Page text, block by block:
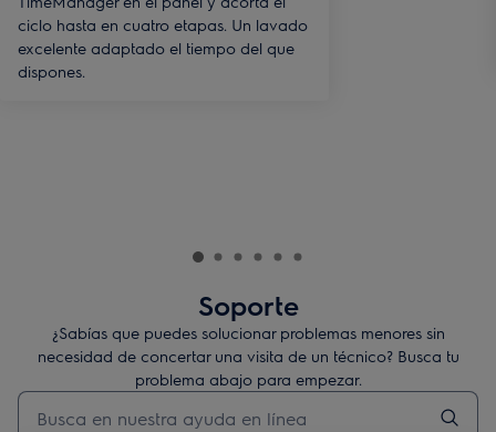
ciclo hasta en cuatro etapas. Un lavado
excelente adaptado el tiempo del que
dispones.
Soporte
¿Sabías que puedes solucionar problemas menores sin
necesidad de concertar una visita de un técnico? Busca tu
problema abajo para empezar.
Escribe para buscar un artículo de soporte